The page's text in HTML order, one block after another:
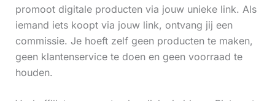
promoot digitale producten via jouw unieke link. Als
iemand iets koopt via jouw link, ontvang jij een
commissie. Je hoeft zelf geen producten te maken,
geen klantenservice te doen en geen voorraad te
houden.